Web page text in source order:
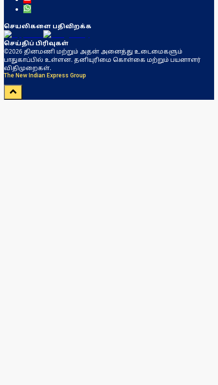
செயலிகளை பதிவிறக்க
செய்திப் பிரிவுகள்
©2026 தினமணி மற்றும் அதன் அனைத்து உடைமைகளும்
பாதுகாப்பில் உள்ளன. தனியுரிமை கொள்கை மற்றும் பயனாளர்
விதிமுறைகள்.
The New Indian Express Group